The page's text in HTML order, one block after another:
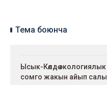
Тема боюнча
Ысык-Көлдө экологиялык
сомго жакын айып